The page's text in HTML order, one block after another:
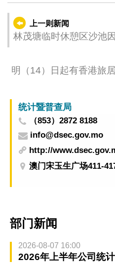
上一则新闻
林茂塘临时休憩区沙池
明（14）日起有香港旅
统计暨普查局
（853）2872 8188
info@dsec.gov.mo
http://
澳门宋玉生广场411-
部门新闻
2026-08-07 16:00
2026年上半年公司统计